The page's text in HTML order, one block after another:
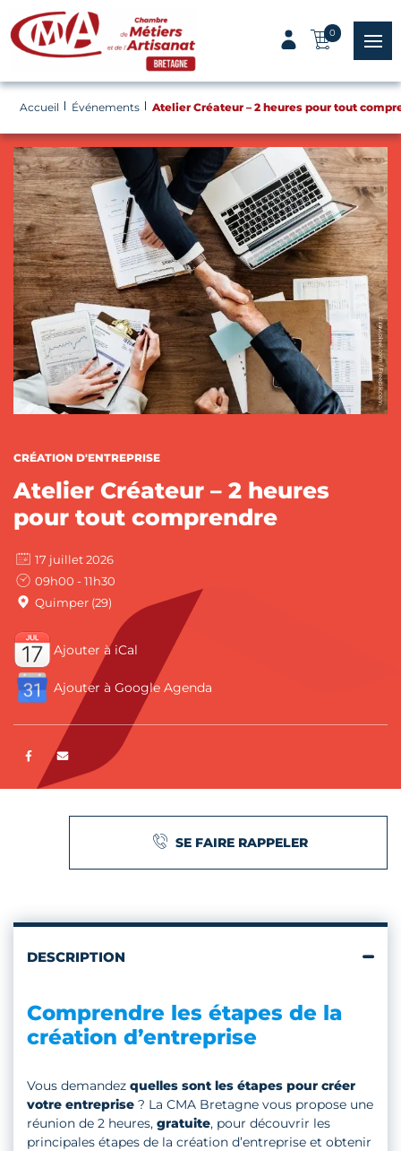
Panneau de gestion des cookies
0
menu
Accueil Événements Atelier Créateur – 2 heures pour tout
CATÉGORIES :
CRÉATION D'ENTREPRISE
Atelier Créateur – 2 heures
pour tout comprendre
17 juillet 2026
09h00 - 11h30
Quimper (29)
Ajouter à iCal
Ajouter à Google Agenda
Partager sur Facebook
ENVOYER PAR E-MAIL
SE FAIRE RAPPELER
DESCRIPTION
Comprendre les étapes de la
création d’entreprise
Vous demandez quelles sont les étapes pour créer
votre entreprise ? La CMA Bretagne vous propose une
réunion de 2 heures, gratuite, pour découvrir les
principales étapes de la création d’entreprise et obtenir